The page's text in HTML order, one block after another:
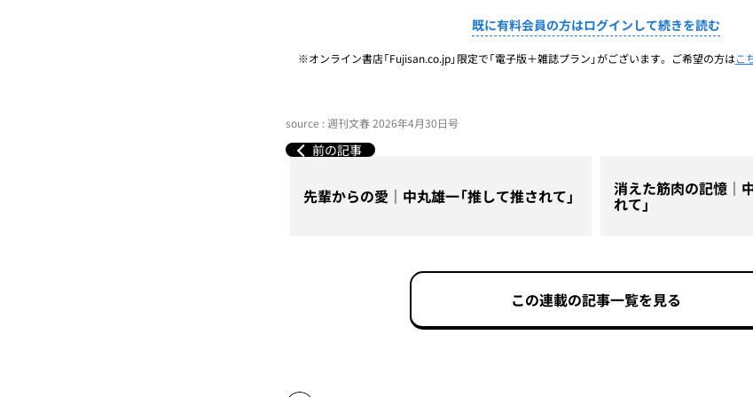
既に有料会員の方はログインして続きを読む
※オンライン書店「Fujisan.co.jp」限定で「電子版＋雑誌プラン」がございます。ご希望の方はこ
source : 週刊文春 2026年4月30日号
前の記事
先輩からの愛｜中丸雄一「推して推されて」 消えた筋肉の記憶｜
れて」
この連載の記事一覧を見る